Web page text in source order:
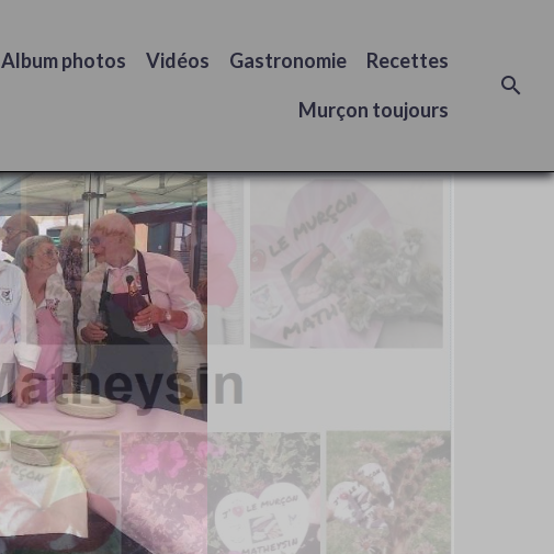
Album photos Vidéos Gastronomie Recettes
Murçon toujours